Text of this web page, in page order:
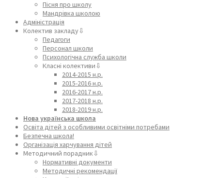
Пісня про школу
Мандрівка школою
Адміністрація
Колектив закладу⇩
Педагоги
Персонал школи
Психологічна служба школи
Класні колективи⇩
2014-2015 н.р.
2015-2016 н.р.
2016-2017 н.р.
2017-2018 н.р.
2018-2019 н.р.
Нова українська школа
Освіта дітей з особливими освітніми потребами
Безпечна школа!
Організація харчування дітей
Методичний порадник⇩
Нормативні документи
Методичні рекомендації